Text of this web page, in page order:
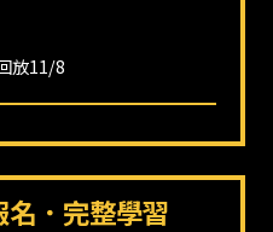
放11/8
．完整學習